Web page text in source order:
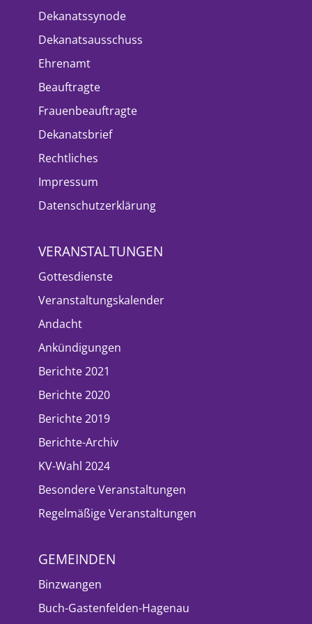
Dekanatssynode
Dekanatsausschuss
Ehrenamt
Beauftragte
Frauenbeauftragte
Dekanatsbrief
Rechtliches
Impressum
Datenschutzerklärung
VERANSTALTUNGEN
Gottesdienste
Veranstaltungskalender
Andacht
Ankündigungen
Berichte 2021
Berichte 2020
Berichte 2019
Berichte-Archiv
KV-Wahl 2024
Besondere Veranstaltungen
Regelmäßige Veranstaltungen
GEMEINDEN
Binzwangen
Buch-Gastenfelden-Hagenau